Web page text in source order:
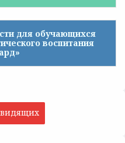
для обучающихся
воспитания